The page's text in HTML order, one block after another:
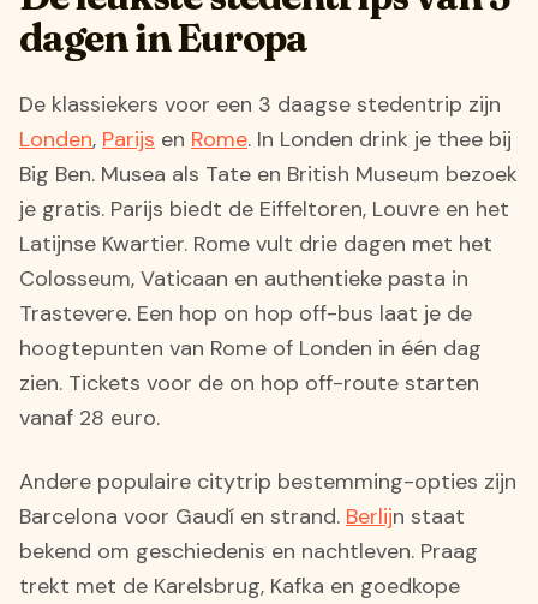
dagen in Europa
De klassiekers voor een 3 daagse stedentrip zijn
Londen, Parijs en Rome. In Londen drink je thee bij
Big Ben. Musea als Tate en British Museum bezoek
je gratis. Parijs biedt de Eiffeltoren, Louvre en het
Latijnse Kwartier. Rome vult drie dagen met het
Colosseum, Vaticaan en authentieke pasta in
Trastevere. Een hop on hop off-bus laat je de
hoogtepunten van Rome of Londen in één dag
zien. Tickets voor de on hop off-route starten
vanaf 28 euro.
Andere populaire citytrip bestemming-opties zijn
Barcelona voor Gaudí en strand. Berlijn staat
bekend om geschiedenis en nachtleven. Praag
trekt met de Karelsbrug, Kafka en goedkope